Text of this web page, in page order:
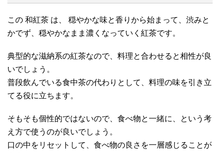
この 和紅茶 は、 穏やかな味と香りから始まって、渋みと
かでず、穏やかなまま濃くなっていく紅茶です。
典型的な滋納系の紅茶なので、料理と合わせると相性が良
いでしょう。
普段飲んでいる食中茶の代わりとして、料理の味を引き立
てる役に立ちます。
そもそも個性的ではないので、食べ物と一緒に、という考
え方で使うのが良いでしょう。
口の中をリセットして、食べ物の良さを一層感じることが